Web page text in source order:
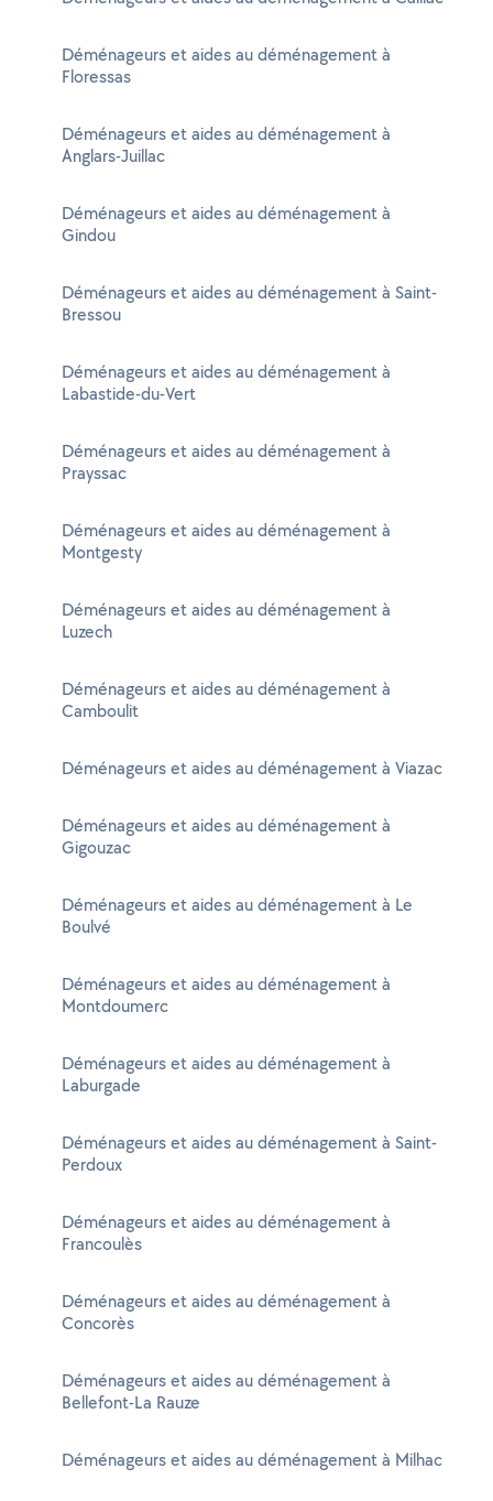
Déménageurs et aides au déménagement à
Floressas
Déménageurs et aides au déménagement à
Anglars-Juillac
Déménageurs et aides au déménagement à
Gindou
Déménageurs et aides au déménagement à Saint-
Bressou
Déménageurs et aides au déménagement à
Labastide-du-Vert
Déménageurs et aides au déménagement à
Prayssac
Déménageurs et aides au déménagement à
Montgesty
Déménageurs et aides au déménagement à
Luzech
Déménageurs et aides au déménagement à
Camboulit
Déménageurs et aides au déménagement à Viazac
Déménageurs et aides au déménagement à
Gigouzac
Déménageurs et aides au déménagement à Le
Boulvé
Déménageurs et aides au déménagement à
Montdoumerc
Déménageurs et aides au déménagement à
Laburgade
Déménageurs et aides au déménagement à Saint-
Perdoux
Déménageurs et aides au déménagement à
Francoulès
Déménageurs et aides au déménagement à
Concorès
Déménageurs et aides au déménagement à
Bellefont-La Rauze
Déménageurs et aides au déménagement à Milhac